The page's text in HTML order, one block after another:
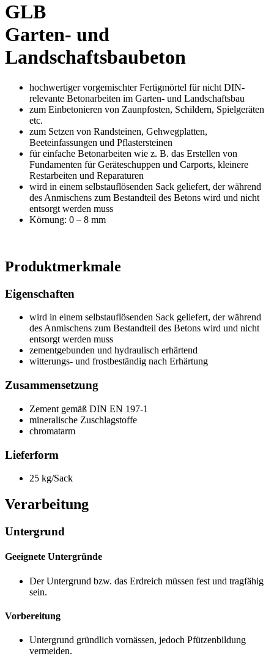
GLB
Garten- und
Landschaftsbaubeton
hochwertiger vorgemischter Fertigmörtel für nicht DIN-
relevante Betonarbeiten im Garten- und Landschaftsbau
zum Einbetonieren von Zaunpfosten, Schildern, Spielgeräten
etc.
zum Setzen von Randsteinen, Gehwegplatten,
Beeteinfassungen und Pflastersteinen
für einfache Betonarbeiten wie z. B. das Erstellen von
Fundamenten für Geräteschuppen und Carports, kleinere
Restarbeiten und Reparaturen
wird in einem selbstauflösenden Sack geliefert, der während
des Anmischens zum Bestandteil des Betons wird und nicht
entsorgt werden muss
Körnung: 0 – 8 mm
Produktmerkmale
Eigenschaften
wird in einem selbstauflösenden Sack geliefert, der während
des Anmischens zum Bestandteil des Betons wird und nicht
entsorgt werden muss
zementgebunden und hydraulisch erhärtend
witterungs- und frostbeständig nach Erhärtung
Zusammensetzung
Zement gemäß DIN EN 197-1
mineralische Zuschlagstoffe
chromatarm
Lieferform
25 kg/Sack
Verarbeitung
Untergrund
Geeignete Untergründe
Der Untergrund bzw. das Erdreich müssen fest und tragfähig
sein.
Vorbereitung
Untergrund gründlich vornässen, jedoch Pfützenbildung
vermeiden.